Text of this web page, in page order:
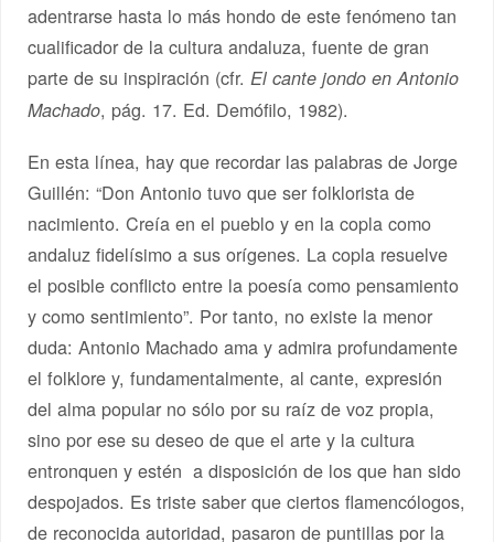
adentrarse hasta lo más hondo de este fenómeno tan
cualificador de la cultura andaluza, fuente de gran
parte de su inspiración (cfr.El cante jondo en Antonio
Machado, pág. 17. Ed. Demófilo, 1982).
En esta línea, hay que recordar las palabras de Jorge
Guillén: “Don Antonio tuvo que ser folklorista de
nacimiento. Creía en el pueblo y en la copla como
andaluz fidelísimo a sus orígenes. La copla resuelve
el posible conflicto entre la poesía como pensamiento
y como sentimiento”. Por tanto, no existe la menor
duda: Antonio Machado ama y admira profundamente
el folklore y, fundamentalmente, al cante, expresión
del alma popular no sólo por su raíz de voz propia,
sino por ese su deseo de que el arte y la cultura
entronquen y estén a disposición de los que han sido
despojados. Es triste saber que ciertos flamencólogos,
de reconocida autoridad, pasaron de puntillas por la